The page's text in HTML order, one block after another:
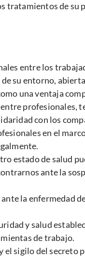
de su
entre los
su entorno,
una ventaja
con los
en el
estado de salud
ante la
la enfermedad
y salud
de trabajo.
sigilo del